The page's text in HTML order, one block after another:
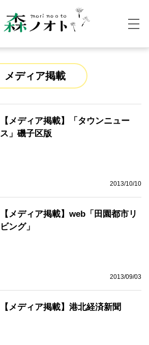
メディア掲載
【メディア掲載】「タウンニュー
ス」磯子区版
2013/10/10
【メディア掲載】web「田園都市リ
ビング」
2013/09/03
【メディア掲載】港北経済新聞